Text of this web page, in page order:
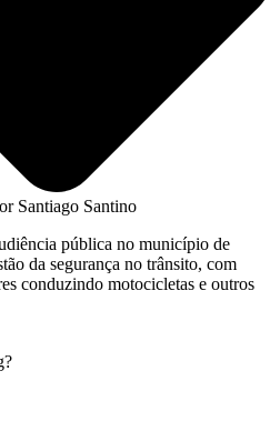
Santiago Santino
pública no município de
da segurança no trânsito, com
conduzindo motocicletas e outros